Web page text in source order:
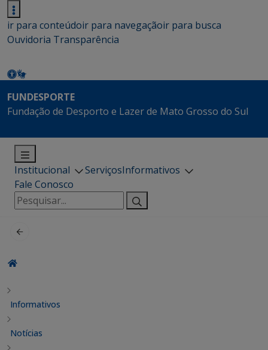
ir para conteúdoir para navegaçãoir para busca
Ouvidoria Transparência
FUNDESPORTE
Fundação de Desporto e Lazer de Mato Grosso do Sul
Institucional ServiçosInformativos
Fale Conosco
Pesquisar
por:
Informativos
Notícias